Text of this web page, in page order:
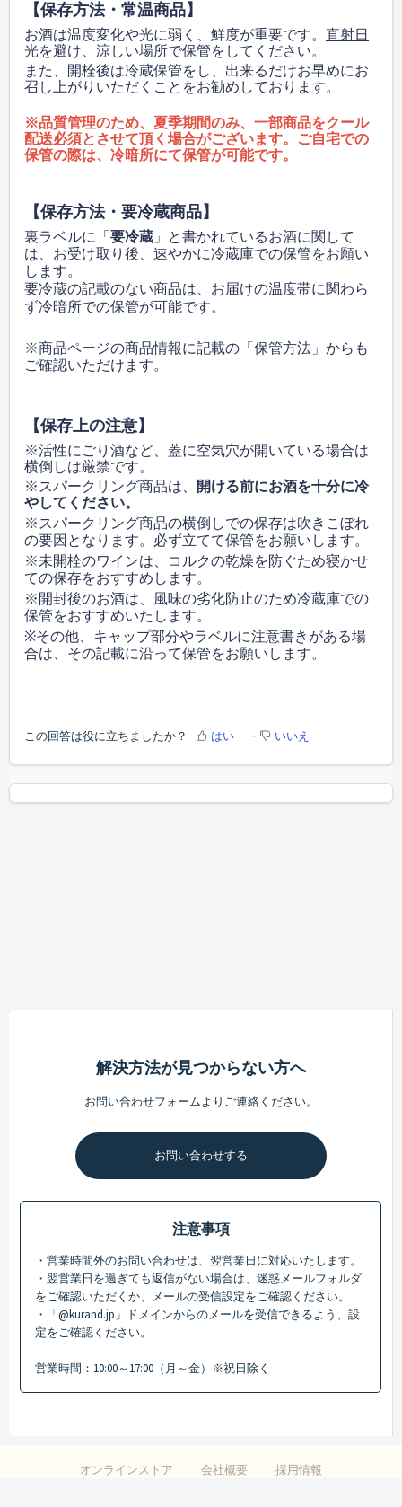
【保存方法・常温商品】
お酒は温度変化や光に弱く、鮮度が重要です。 直射日
光を避け、涼しい場所で保管をしてください。
また、開栓後は冷蔵保管をし、出来るだけお早めにお
召し上がりいただくことをお勧めしております。
※品質管理のため、夏季期間のみ、一部商品をクール
配送必須とさせて頂く場合がございます。ご自宅での
保管の際は、冷暗所にて保管が可能です。
【保存方法・要冷蔵商品】
裏ラベルに「 要冷蔵 」と書かれているお酒に関して
は、 お受け取り後、速やかに冷蔵庫での保管をお願い
します。
要冷蔵の記載のない商品は、お届けの温度帯に関わら
ず冷暗所での保管が可能です。
※商品ページの商品情報に記載の「保管方法」からも
ご確認いただけます。
【保存上の注意】
※活性にごり酒など、蓋に空気穴が開いている場合は
横倒しは厳禁です。
※スパークリング商品は、
開ける前にお酒を十分に冷
やしてください。
※スパークリング商品の横倒しでの保存は吹きこぼれ
の要因となります。必ず立てて保管をお願いします。
※未開栓のワインは、コルクの乾燥を防ぐため寝かせ
ての保存をおすすめします。
※開封後のお酒は、風味の劣化防止のため冷蔵庫での
保管をおすすめいたします。
※その他、キャップ部分やラベルに注意書きがある場
合は、その記載に沿って保管をお願いします。
この回答は役に立ちましたか？ はい いいえ
解決方法が見つからない方へ
お問い合わせフォームよりご連絡ください。
お問い合わせする
注意事項
・営業時間外のお問い合わせは、翌営業日に対応いたします。
・翌営業日を過ぎても返信がない場合は、迷惑メールフォルダ
をご確認いただくか、メールの受信設定をご確認ください。
・「@kurand.jp」ドメインからのメールを受信できるよう、設
定をご確認ください。
営業時間：10:00～17:00（月～金）※祝日除く
オンラインストア 会社概要
採用情報